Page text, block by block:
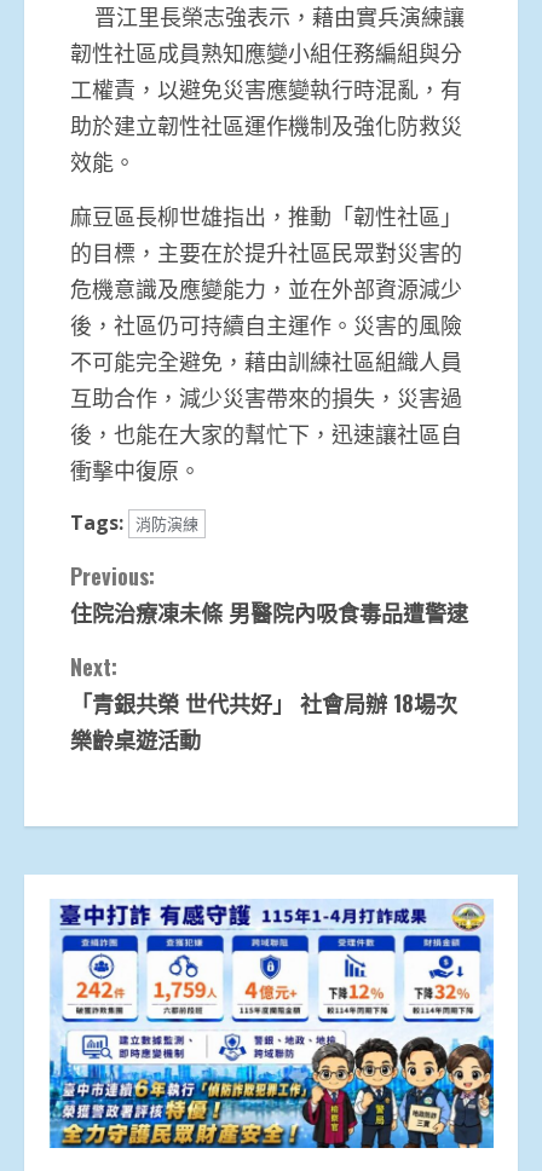
晋江里長榮志強表示，藉由實兵演練讓
韌性社區成員熟知應變小組任務編組與分
工權責，以避免災害應變執行時混亂，有
助於建立韌性社區運作機制及強化防救災
效能。
麻豆區長柳世雄指出，推動「韌性社區」
的目標，主要在於提升社區民眾對災害的
危機意識及應變能力，並在外部資源減少
後，社區仍可持續自主運作。災害的風險
不可能完全避免，藉由訓練社區組織人員
互助合作，減少災害帶來的損失，災害過
後，也能在大家的幫忙下，迅速讓社區自
衝擊中復原。
Tags: 消防演練
Continue
Reading
Previous:
住院治療凍未條 男醫院內吸食毒品遭警逮
Next:
「青銀共榮 世代共好」 社會局辦 18場次
樂齡桌遊活動